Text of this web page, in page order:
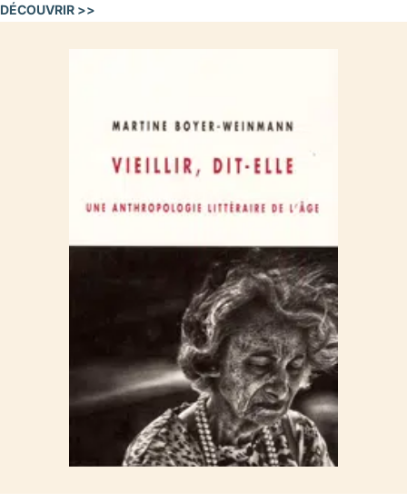
Le sommaire
Le vieillir à l’œuvre
Petit détour par Diderot
«Oh! je suis encore une femme»
«Qu’est-ce qu’avoir une vie derrière soi?»
«La compassion me déchirait»
«La ligne de vieillesse»
Deux versions du voile noir
La confusion des âges (Huston, Ernaux,
O’Faolain et consœurs)
DÉCOUVRIR >>